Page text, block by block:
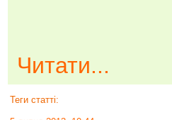
Читати...
Теги статті: